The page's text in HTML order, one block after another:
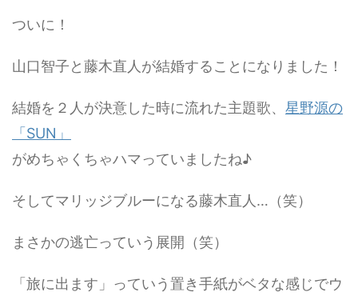
ついに！
山口智子と藤木直人が結婚することになりました！
結婚を２人が決意した時に流れた主題歌、 星野源の
「SUN」
がめちゃくちゃハマっていましたね♪
そしてマリッジブルーになる藤木直人…（笑）
まさかの逃亡っていう展開（笑）
「旅に出ます」っていう置き手紙がベタな感じでウ